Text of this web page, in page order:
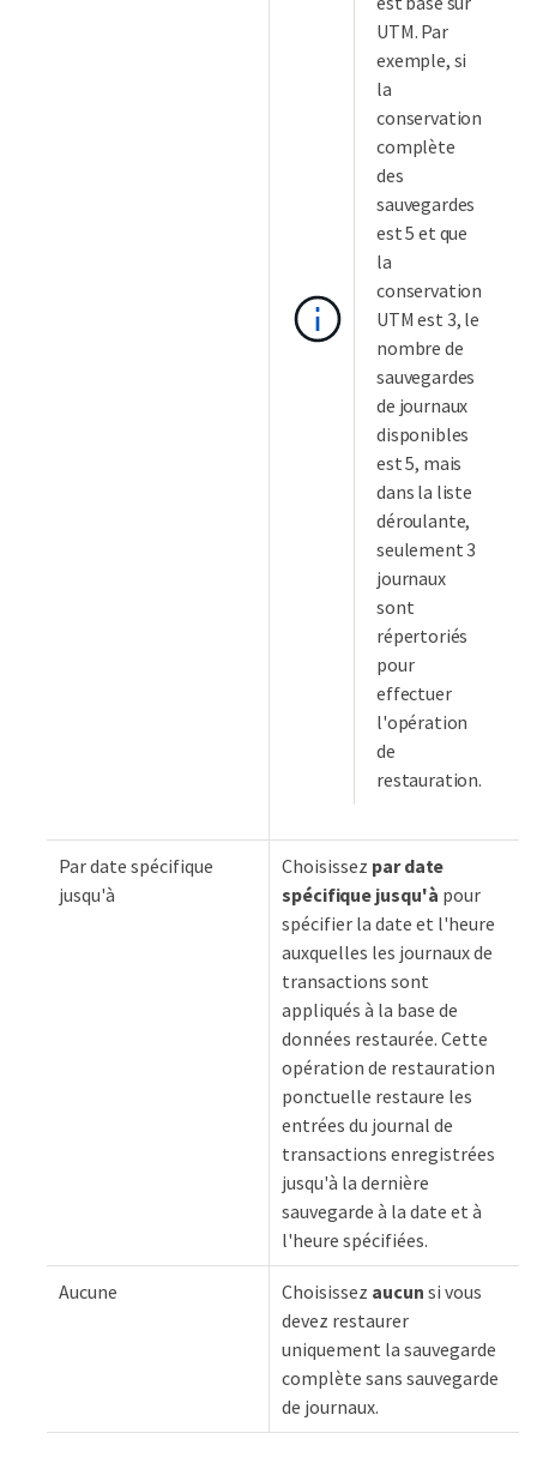
UTM. Par
exemple, si
la
conservation
complète
des
sauvegardes
est 5 et que
la
conservation
UTM est 3, le
nombre de
sauvegardes
de journaux
disponibles
est 5, mais
dans la liste
déroulante,
seulement 3
journaux
sont
répertoriés
pour
effectuer
l'opération
de
restauration.
Par date spécifique
jusqu'à
Choisissez par date
spécifique jusqu'à pour
spécifier la date et l'heure
auxquelles les journaux de
transactions sont
appliqués à la base de
données restaurée. Cette
opération de restauration
ponctuelle restaure les
entrées du journal de
transactions enregistrées
jusqu'à la dernière
sauvegarde à la date et à
l'heure spécifiées.
Aucune Choisissez aucun si vous
devez restaurer
uniquement la sauvegarde
complète sans sauvegarde
de journaux.